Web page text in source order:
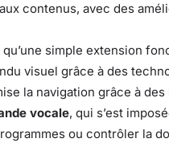
contenus, avec des
simple extension
visuel grâce à des
la navigation grâce à
vocale, qui s’est
ou contrôler la